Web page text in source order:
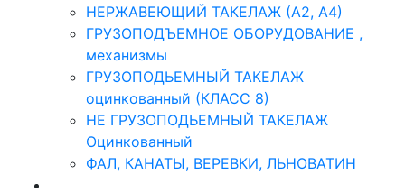
НЕРЖАВЕЮЩИЙ ТАКЕЛАЖ (А2, А4)
ГРУЗОПОДЪЕМНОЕ ОБОРУДОВАНИЕ ,
механизмы
ГРУЗОПОДЬЕМНЫЙ ТАКЕЛАЖ
оцинкованный (КЛАСС 8)
НЕ ГРУЗОПОДЬЕМНЫЙ ТАКЕЛАЖ
Оцинкованный
ФАЛ, КАНАТЫ, ВЕРЕВКИ, ЛЬНОВАТИН